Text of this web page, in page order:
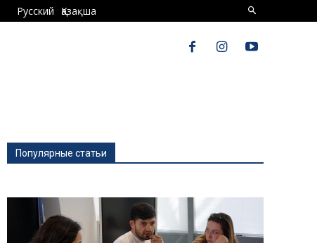
Русский Қазақша
Популярные статьи